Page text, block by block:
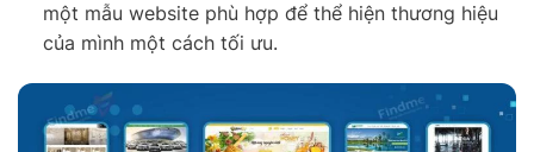
một mẫu website phù hợp để thể hiện thương hiệu
của mình một cách tối ưu.